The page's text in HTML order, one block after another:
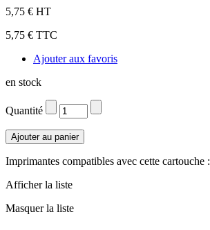
5,75 € HT
5,75 € TTC
Ajouter aux favoris
en stock
Quantité
Imprimantes compatibles avec cette cartouche :
Afficher la liste
Masquer la liste